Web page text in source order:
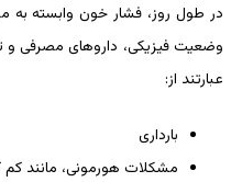
در طول روز، فشار خون وابسته
وضعیت فیزیکی، داروهای مصرفی و
عبارتند از:
بارداری
مشکلات هورمونی، مانند کم